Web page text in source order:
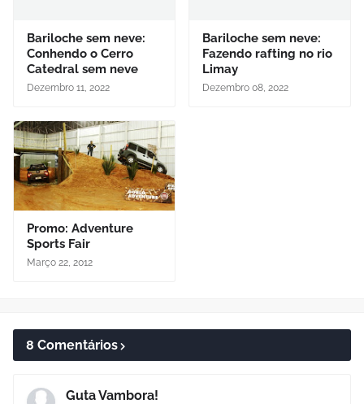
Bariloche sem neve:
Conhendo o Cerro
Catedral sem neve
Dezembro 11, 2022
Bariloche sem neve:
Fazendo rafting no rio
Limay
Dezembro 08, 2022
Promo: Adventure
Sports Fair
Março 22, 2012
8 Comentários
Guta Vambora!